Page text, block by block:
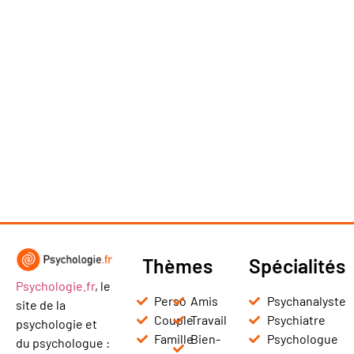
Psychologie.fr, le
site de la
psychologie et
du psychologue :
Thèmes
Perso
Couple
Famille
Amis
Travail
Bien-
Spécialités
Psychanalyste
Psychiatre
Psychologue